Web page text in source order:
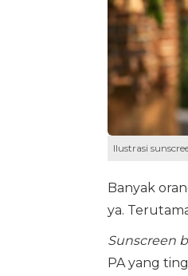
Ilustrasi
Banyak
ya.
Sunscreen
PA yang